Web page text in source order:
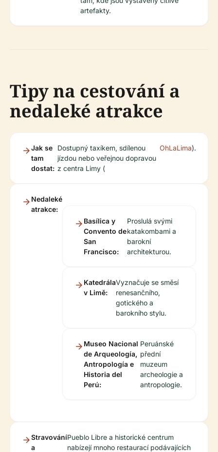
artefakty.
Tipy na cestování a
nedaleké atrakce
Jak se
tam
dostat:
Dostupný taxíkem, sdílenou
jízdou nebo veřejnou dopravou
z centra Limy (
OhLaLima).
Nedaleké
atrakce:
Basílica y
Convento de
San
Francisco:
Proslulá svými
katakombami a
barokní
architekturou.
Katedrála
v Limě:
Vyznačuje se směsí
renesančního,
gotického a
barokního stylu.
Museo Nacional
de Arqueología,
Antropología e
Historia del
Perú:
Peruánské
přední
muzeum
archeologie a
antropologie.
Stravování
a
Pueblo Libre a historické centrum
nabízejí mnoho restaurací podávajících